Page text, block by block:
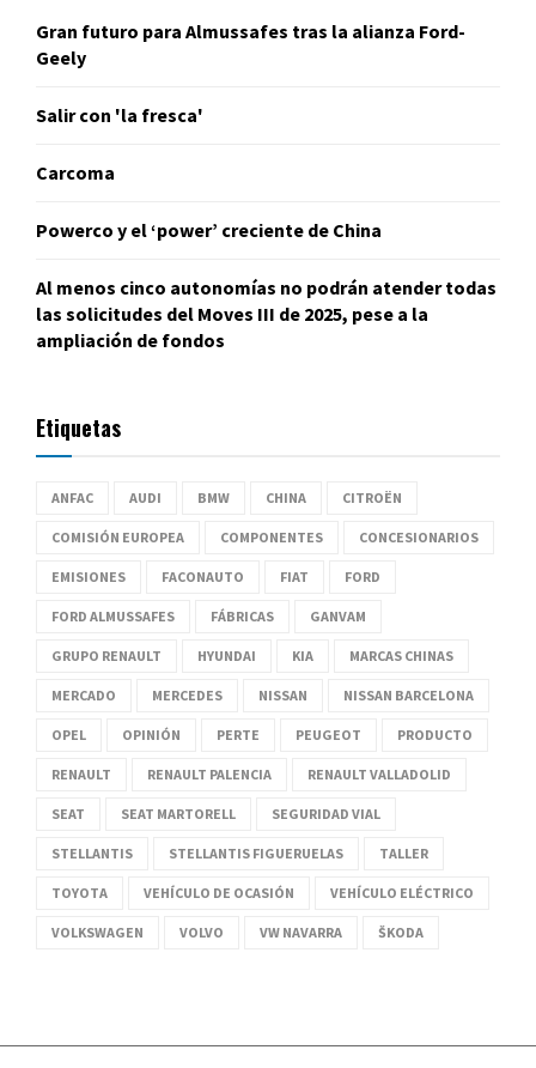
Gran futuro para Almussafes tras la alianza Ford-
Geely
Salir con 'la fresca'
Carcoma
Powerco y el ‘power’ creciente de China
Al menos cinco autonomías no podrán atender todas
las solicitudes del Moves III de 2025, pese a la
ampliación de fondos
Etiquetas
ANFAC AUDI BMW CHINA CITROËN
COMISIÓN EUROPEA COMPONENTES CONCESIONARIOS
EMISIONES FACONAUTO FIAT FORD
FORD ALMUSSAFES FÁBRICAS GANVAM
GRUPO RENAULT HYUNDAI KIA MARCAS CHINAS
MERCADO MERCEDES NISSAN NISSAN BARCELONA
OPEL OPINIÓN PERTE PEUGEOT PRODUCTO
RENAULT RENAULT PALENCIA RENAULT VALLADOLID
SEAT SEAT MARTORELL SEGURIDAD VIAL
STELLANTIS STELLANTIS FIGUERUELAS TALLER
TOYOTA VEHÍCULO DE OCASIÓN VEHÍCULO ELÉCTRICO
VOLKSWAGEN VOLVO VW NAVARRA ŠKODA